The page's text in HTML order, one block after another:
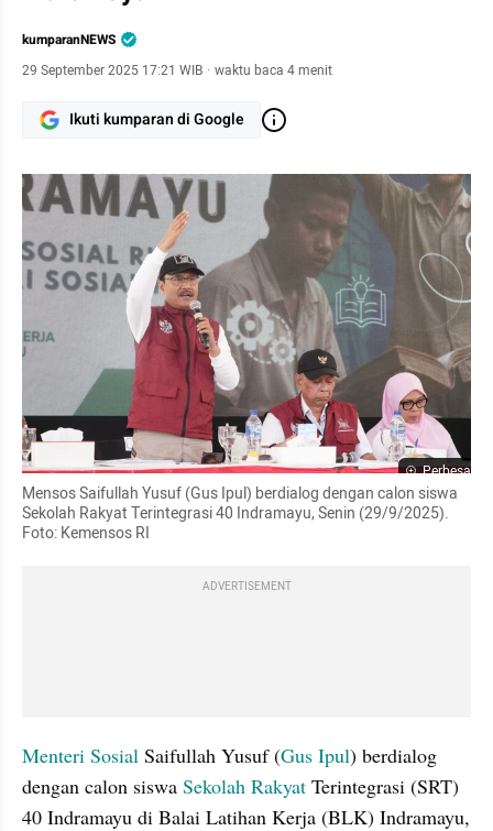
kumparanNEWS
29 September 2025 17:21 WIB · waktu baca 4 menit
Ikuti kumparan di Google
Perbesar
Mensos Saifullah Yusuf (Gus Ipul) berdialog dengan calon siswa
Sekolah Rakyat Terintegrasi 40 Indramayu, Senin (29/9/2025).
Foto: Kemensos RI
ADVERTISEMENT
Menteri Sosial Saifullah Yusuf (Gus Ipul) berdialog
dengan calon siswa Sekolah Rakyat Terintegrasi (SRT)
40 Indramayu di Balai Latihan Kerja (BLK) Indramayu,